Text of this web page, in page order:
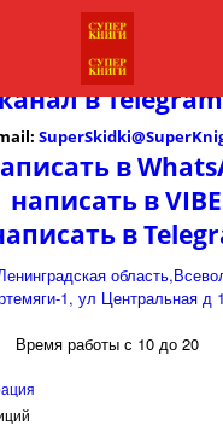
вTelegram
в
написать в
в
1, ул Центральная д
Время работы с 10 до 20